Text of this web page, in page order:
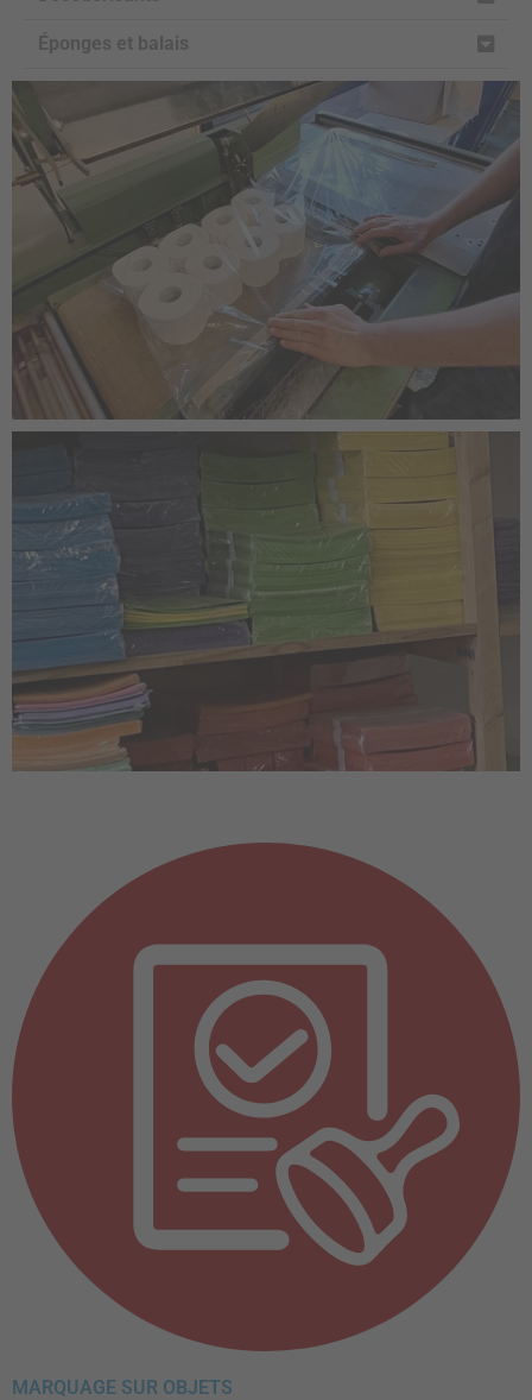
Éponges et balais
MARQUAGE SUR OBJETS